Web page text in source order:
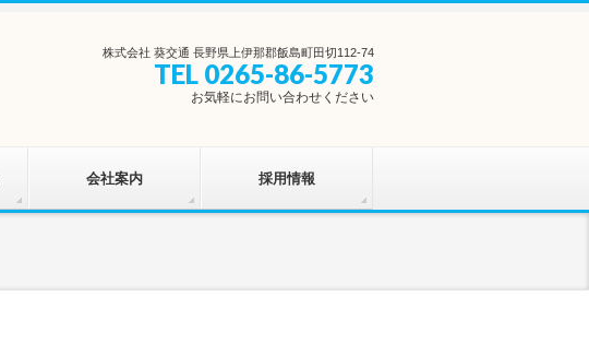
株式会社 葵交通 長野県上伊那郡飯島町田切112-74
TEL 0265-86-5773
お気軽にお問い合わせください
会社案内 採用情報